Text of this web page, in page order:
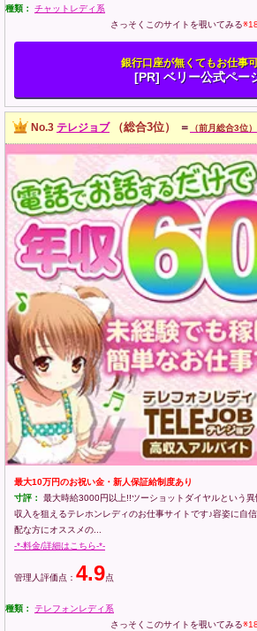
種類：
チャットレディ系
さっそくこのサイトを覗いてみる
銀行口座が無くてもお仕事
[PR] ベリー公式ペー
No.3 テレジョブ （総合3位） ＝ （前月総合3位）
最大10万円のお祝い金・新人保証給制度あり
寸評：
最大時給3000円以上!!ツーショットダイヤルという
収入を狙えるテレホンレディのお仕事サイトです♪容姿に自
配な方にオススメの...
-*-料金/詳細はこちら-*-
管理人評価点： 4.9点
種類：
テレフォンレディ系
さっそくこのサイトを覗いてみる